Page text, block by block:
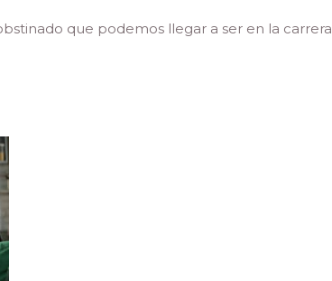
que podemos llegar a ser en la carrera